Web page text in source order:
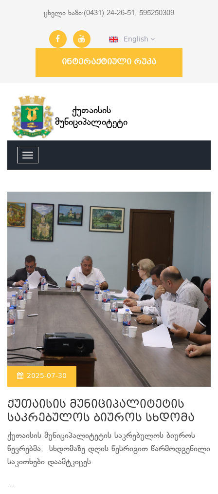
ცხელი ხაზი:(0431) 24-26-51, 595250309
English
ინტერაქტიული რუკა
ქუთაისის
მუნიციპალიტეტი
2025-07-30
ქუთაისის მუნიციპალიტეტის
საკრებულოს ბიუროს სხდომა
ქუთაისის მუნიციპალიტეტის საკრებულოს ბიუროს
წევრებმა, სხდომაზე დღის წესრიგით წარმოდგენილი
საკითხები დაამტკიცეს.
...